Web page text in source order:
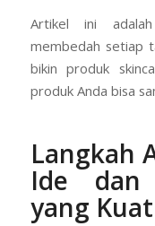
Artikel ini
membedah setiap
bikin produk
produk Anda bisa
Langkah
Ide dan
yang Kuat